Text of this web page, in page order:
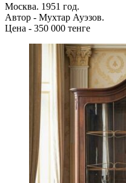
Москва. 1951 год.
Автор - Мухтар Ауэзов.
Цена - 350 000 тенге